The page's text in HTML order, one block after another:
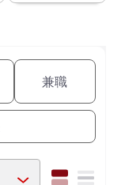
兼職
列表模式摘要模